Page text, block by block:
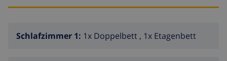
Land Blanes 14 km, Pueblo Medieval Tossa de mar 12
Schlafzimmer 1: 1x Doppelbett , 1x Etagenbett